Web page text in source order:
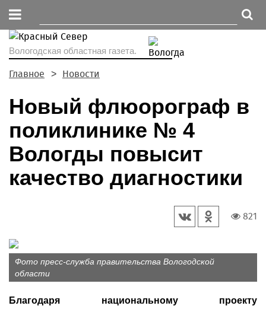
Вологодская областная газета.
Главное Новости
Новый флюорограф в
поликлинике № 4
Вологды повысит
качество диагностики
821
Фото пресс-служба правительства Вологодской
области
Благодаря национальному проекту